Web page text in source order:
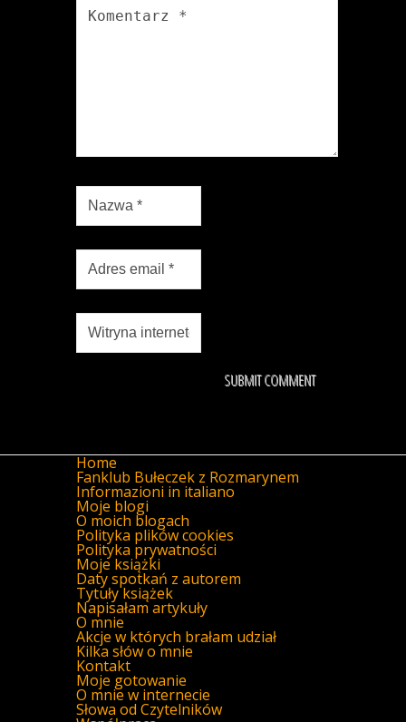
Home
Fanklub Bułeczek z Rozmarynem
Informazioni in italiano
Moje blogi
O moich blogach
Polityka plików cookies
Polityka prywatności
Moje książki
Daty spotkań z autorem
Tytuły książek
Napisałam artykuły
O mnie
Akcje w których brałam udział
Kilka słów o mnie
Kontakt
Moje gotowanie
O mnie w internecie
Słowa od Czytelników